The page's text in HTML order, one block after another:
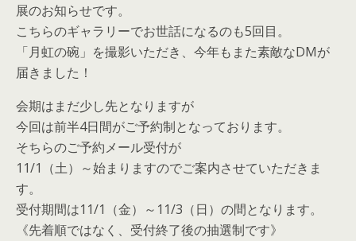
展のお知らせです。
こちらのギャラリーでお世話になるのも5回目。
「月虹の碗」を撮影いただき、今年もまた素敵なDMが
届きました！
会期はまだ少し先となりますが
今回は前半4日間がご予約制となっております。
そちらのご予約メール受付が
11/1（土）～始まりますのでご案内させていただきま
す。
受付期間は11/1（金）～11/3（日）の間となります。
《先着順ではなく、受付終了後の抽選制です》